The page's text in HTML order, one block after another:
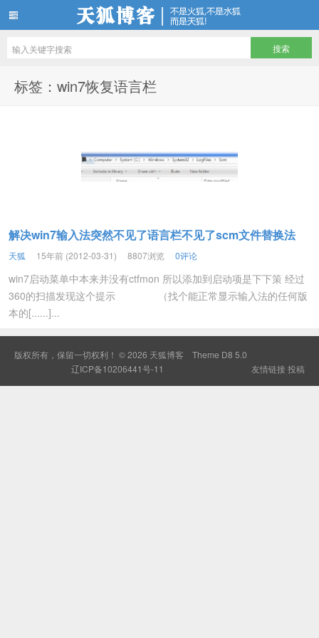
标签：win7恢复语言栏
解决win7输入法突然不见了语言栏不见了scm文件替换法
天狐 15年前 (2012-03-31) 8807浏览 0评论
win7启动菜单中本来并没有ctfmon 所以添加到启动项是下下策 经过
360的扫描发现这个提示 （找个能正常显示输入法的任何版
本的[......]...
版权所有，保留一切权利！ © 2026 天狐博客 Theme D8 5.0
辽ICP备10206441号-11
友情链接投稿